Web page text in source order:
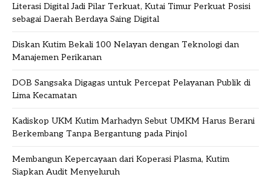
Literasi Digital Jadi Pilar Terkuat, Kutai Timur Perkuat Posisi
sebagai Daerah Berdaya Saing Digital
Diskan Kutim Bekali 100 Nelayan dengan Teknologi dan
Manajemen Perikanan
DOB Sangsaka Digagas untuk Percepat Pelayanan Publik di
Lima Kecamatan
Kadiskop UKM Kutim Marhadyn Sebut UMKM Harus Berani
Berkembang Tanpa Bergantung pada Pinjol
Membangun Kepercayaan dari Koperasi Plasma, Kutim
Siapkan Audit Menyeluruh